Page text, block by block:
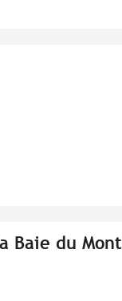
Baie du Mont